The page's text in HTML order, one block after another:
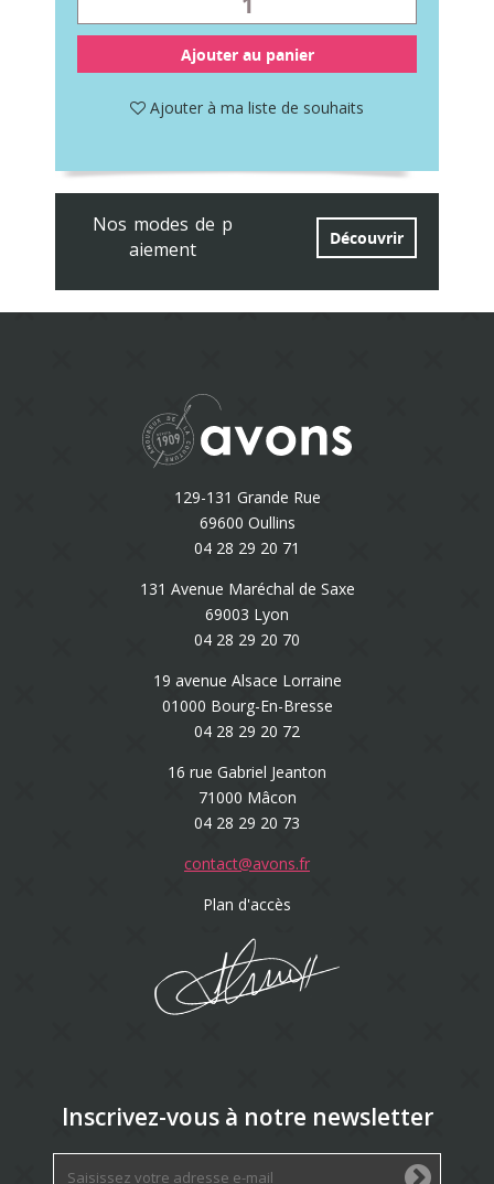
Ajouter au panier
Ajouter à ma liste de souhaits
Nos modes de p
aiement
Découvrir
129-131 Grande Rue
69600 Oullins
04 28 29 20 71
131 Avenue Maréchal de Saxe
69003 Lyon
04 28 29 20 70
19 avenue Alsace Lorraine
01000 Bourg-En-Bresse
04 28 29 20 72
16 rue Gabriel Jeanton
71000 Mâcon
04 28 29 20 73
contact@avons.fr
Plan d'accès
Inscrivez-vous à notre newsletter